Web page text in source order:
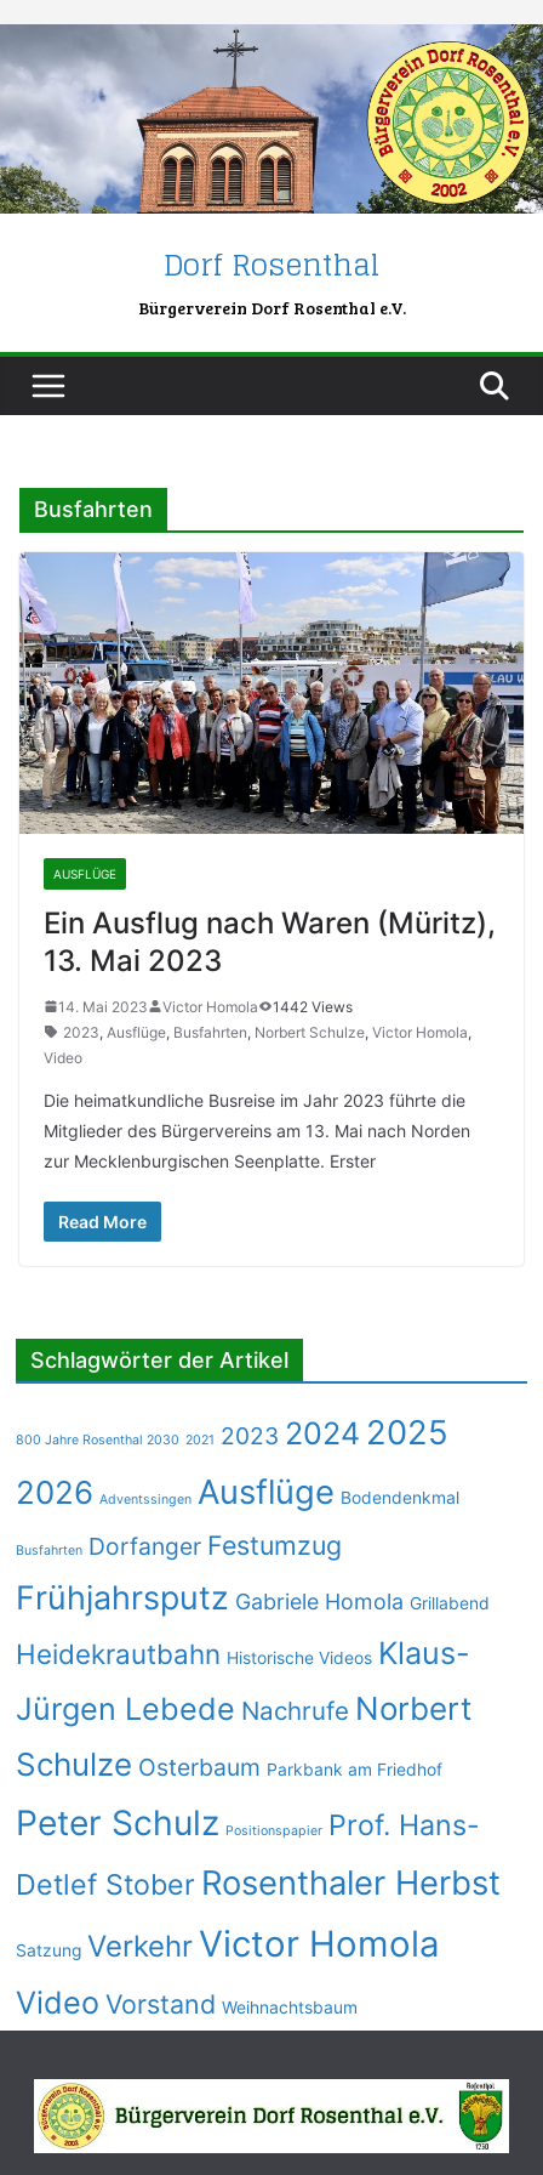
content
Dorf Rosenthal
Bürgerverein Dorf Rosenthal e.V.
Busfahrten
AUSFLÜGE
Ein Ausflug nach Waren (Müritz),
13. Mai 2023
14. Mai 2023 Victor Homola
1442 Views
2023, Ausflüge, Busfahrten, Norbert Schulze, Victor Homola,
Video
Die heimatkundliche Busreise im Jahr 2023 führte die
Mitglieder des Bürgervereins am 13. Mai nach Norden
zur Mecklenburgischen Seenplatte. Erster
Read More
Schlagwörter der Artikel
800 Jahre Rosenthal 2030 2021 2023 2024 2025
2026 Adventssingen Ausflüge Bodendenkmal
Busfahrten Dorfanger Festumzug
Frühjahrsputz Gabriele Homola Grillabend
Heidekrautbahn Historische Videos Klaus-
Jürgen Lebede Nachrufe Norbert
Schulze Osterbaum Parkbank am Friedhof
Peter Schulz Positionspapier Prof. Hans-
Detlef Stober Rosenthaler Herbst
Satzung Verkehr Victor Homola
Video Vorstand Weihnachtsbaum